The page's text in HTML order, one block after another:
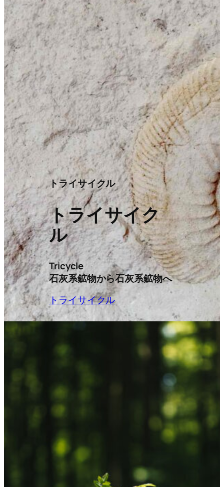
トライサイクル
トライサイク
ル
Tricycle
石灰系鉱物から石灰系鉱物へ
トライサイクル